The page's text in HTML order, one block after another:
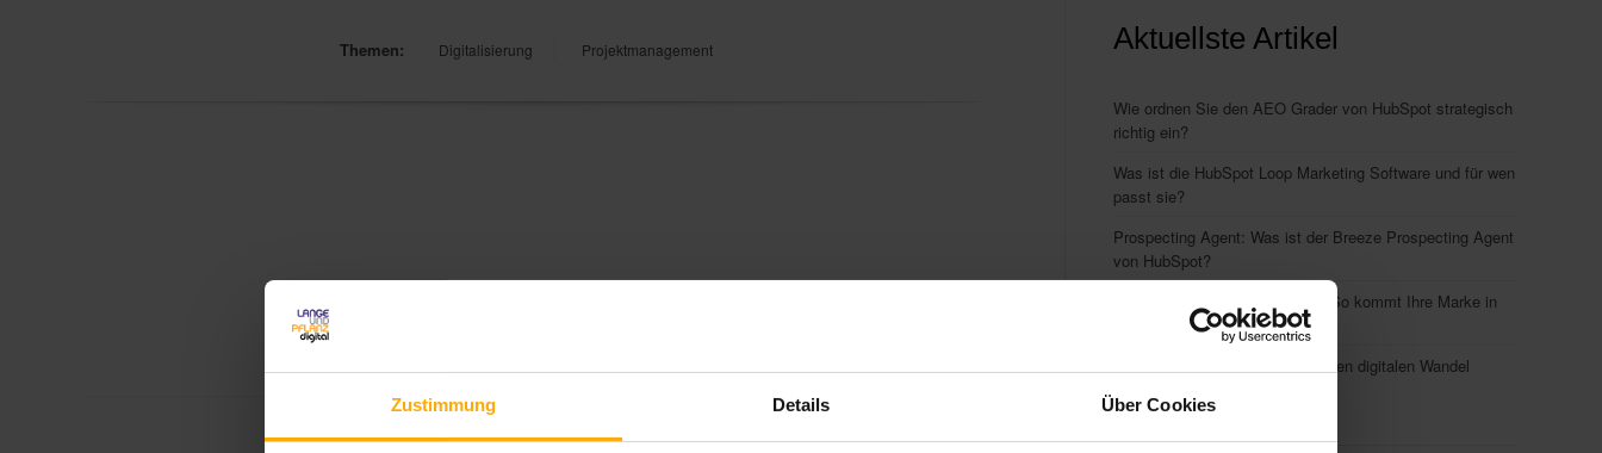
Zustimmung Details Über Cookies
Themen: Digitalisierung Projektmanagement Aktuellste Artikel
Wie ordnen Sie den AEO Grader von HubSpot strategisch
richtig ein?
Was ist die HubSpot Loop Marketing Software und für wen
passt sie?
Prospecting Agent: Was ist der Breeze Prospecting Agent
von HubSpot?
AI Engine Optimization (AEO): So kommt Ihre Marke in
die KI-Suche
Change Management im B2B: Den digitalen Wandel